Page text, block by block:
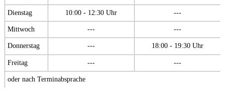
Dienstag 10:00 - 12:30 Uhr ---
Mittwoch --- ---
Donnerstag --- 18:00 - 19:30 Uhr
Freitag --- ---
oder nach Terminabsprache